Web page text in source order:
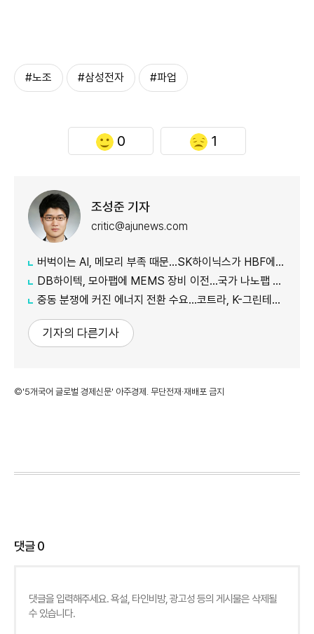
#노조 #삼성전자 #파업
0 1
조성준 기자
critic@ajunews.com
버벅이는 AI, 메모리 부족 때문…SK하이닉스가 HBF에 집중하는 이유
DB하이텍, 모아팹에 MEMS 장비 이전…국가 나노팹 공정 지원
중동 분쟁에 커진 에너지 전환 수요…코트라, K-그린테크 수출길 넓힌다
기자의 다른기사
©'5개국어 글로벌 경제신문' 아주경제. 무단전재·재배포 금지
댓글0